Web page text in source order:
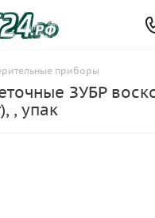
приборы
ЗУБР
, упак